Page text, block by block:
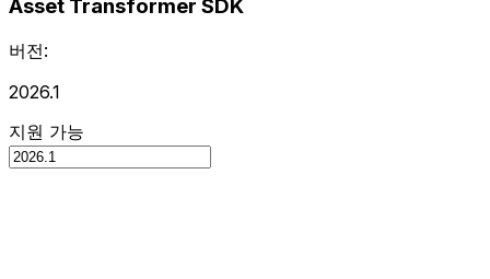
Asset Transformer SDK
버전:
2026.1
지원 가능